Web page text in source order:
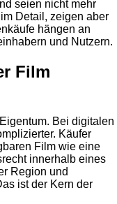
seien nicht mehr
Detail, zeigen aber
hängen an
und Nutzern.
Film
Bei digitalen
Käufer
Film wie eine
innerhalb eines
Region und
ist der Kern der